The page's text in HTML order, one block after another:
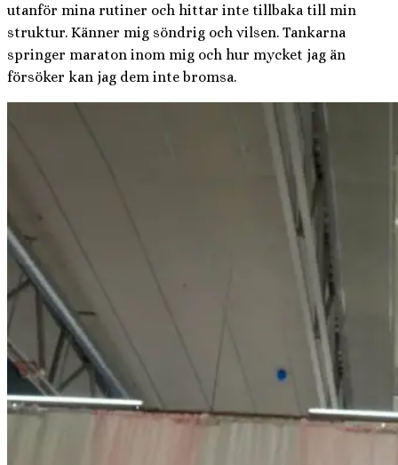
utanför mina rutiner och hittar inte tillbaka till min
struktur. Känner mig söndrig och vilsen. Tankarna
springer maraton inom mig och hur mycket jag än
försöker kan jag dem inte bromsa.